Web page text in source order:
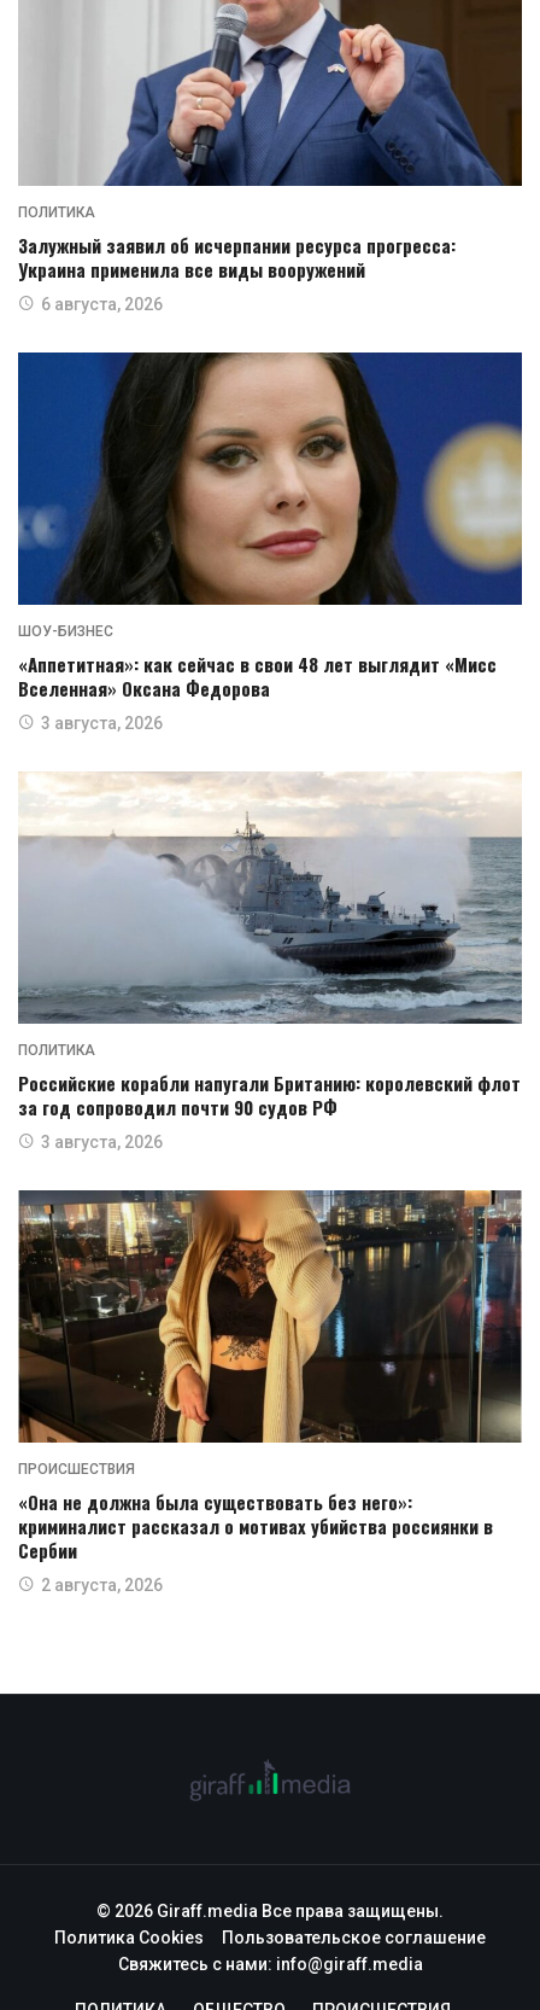
ПОЛИТИКА
Залужный заявил об исчерпании ресурса прогресса:
Украина применила все виды вооружений
6 августа, 2026
ШОУ-БИЗНЕС
«Аппетитная»: как сейчас в свои 48 лет выглядит «Мисс
Вселенная» Оксана Федорова
3 августа, 2026
ПОЛИТИКА
Российские корабли напугали Британию: королевский флот
за год сопроводил почти 90 судов РФ
3 августа, 2026
ПРОИСШЕСТВИЯ
«Она не должна была существовать без него»:
криминалист рассказал о мотивах убийства россиянки в
Сербии
2 августа, 2026
© 2026 Giraff.media Все права защищены.
Политика Cookies
Пользовательское соглашение
Свяжитесь с нами: info@giraff.media